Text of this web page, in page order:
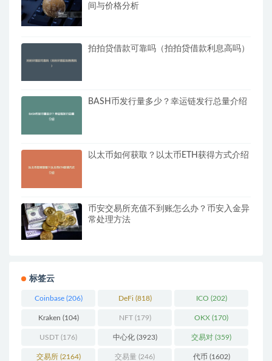
间与价格分析
拍拍贷借款可靠吗（拍拍贷借款利息高吗）
BASH币发行量多少？幸运链发行总量介绍
以太币如何获取？以太币ETH获得方式介绍
币安交易所充值不到账怎么办？币安入金异
常处理方法
标签云
Coinbase(206) DeFi (818) ICO (202)
Kraken (104) NFT(179) OKX (170)
USDT (176) 中心化(3923) 交易对 (359)
交易所(2164) 交易量 (246) 代币 (1602)